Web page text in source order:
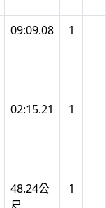
09:09.08 1
02:15.21 1
48.24公
1